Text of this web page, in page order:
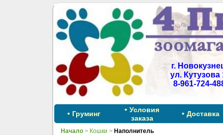
г.
ул. Кутузова
8-961-724-
• Груминг • Условия
заказа
• Доставка
Начало> Кошки > Наполнитель